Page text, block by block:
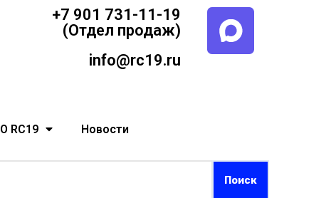
+7 901 731-11-19
(Отдел продаж)
info@rc19.ru
О RC19 Новости